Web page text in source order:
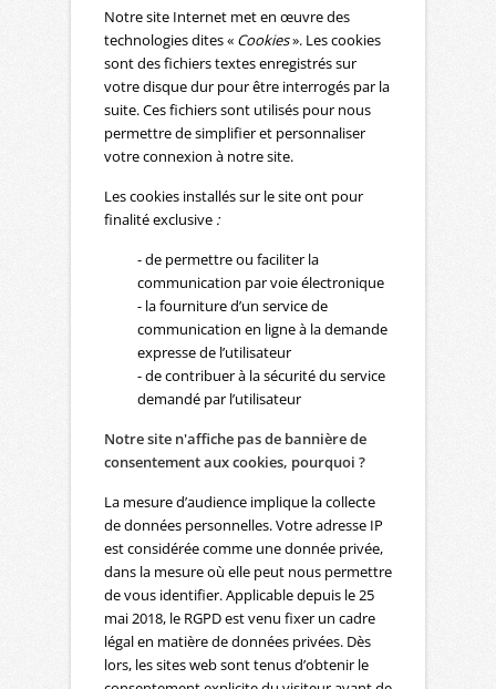
Notre site Internet met en œuvre des
technologies dites « Cookies». Les cookies
sont des fichiers textes enregistrés sur
votre disque dur pour être interrogés par la
suite. Ces fichiers sont utilisés pour nous
permettre de simplifier et personnaliser
votre connexion à notre site.
Les cookies installés sur le site ont pour
finalité exclusive :
- de permettre ou faciliter la
communication par voie électronique
- la fourniture d’un service de
communication en ligne à la demande
expresse de l’utilisateur
- de contribuer à la sécurité du service
demandé par l’utilisateur
Notre site n'affiche pas de bannière de
consentement aux cookies, pourquoi ?
La mesure d’audience implique la collecte
de données personnelles. Votre adresse IP
est considérée comme une donnée privée,
dans la mesure où elle peut nous permettre
de vous identifier. Applicable depuis le 25
mai 2018, le RGPD est venu fixer un cadre
légal en matière de données privées. Dès
lors, les sites web sont tenus d’obtenir le